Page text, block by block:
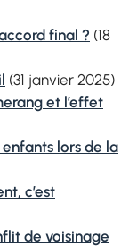
final ? (18
(31 janvier 2025)
et l’effet
lors de la
c’est
de voisinage